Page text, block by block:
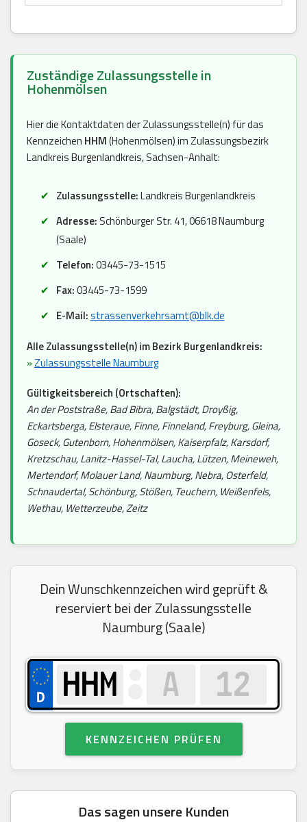
Zuständige Zulassungsstelle in
Hohenmölsen
Hier die Kontaktdaten der Zulassungsstelle(n) für das
Kennzeichen HHM(Hohenmölsen) im Zulassungsbezirk
Landkreis Burgenlandkreis, Sachsen-Anhalt:
Zulassungsstelle:Landkreis Burgenlandkreis
Adresse: Schönburger Str. 41, 06618 Naumburg
(Saale)
Telefon:03445-73-1515
Fax:03445-73-1599
E-Mail:strassenverkehrsamt@blk.de
Alle Zulassungsstelle(n) im Bezirk Burgenlandkreis:
»Zulassungsstelle Naumburg
Gültigkeitsbereich (Ortschaften):
An der Poststraße, Bad Bibra, Balgstädt, Droyßig,
Eckartsberga, Elsteraue, Finne, Finneland, Freyburg, Gleina,
Goseck, Gutenborn, Hohenmölsen, Kaiserpfalz, Karsdorf,
Kretzschau, Lanitz-Hassel-Tal, Laucha, Lützen, Meineweh,
Mertendorf, Molauer Land, Naumburg, Nebra, Osterfeld,
Schnaudertal, Schönburg, Stößen, Teuchern, Weißenfels,
Wethau, Wetterzeube, Zeitz
Dein Wunschkennzeichen wird geprüft &
reserviert bei der Zulassungsstelle
Naumburg (Saale)
KENNZEICHEN PRÜFEN
Das sagen unsere Kunden